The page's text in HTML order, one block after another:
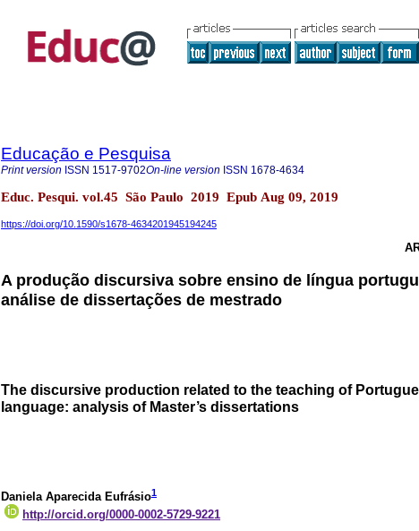
Educação e Pesquisa
Print version ISSN 1517-9702On-line version ISSN 1678-4634
Educ. Pesqui. vol.45 São Paulo 2019 Epub Aug 09, 2019
https://doi.org/10.1590/s1678-4634201945194245
A produção discursiva sobre ensino de língua
análise de dissertações de mestrado
The discursive production related to the teaching of
language: analysis of Master’s dissertations
Daniela Aparecida Eufrásio1
http://orcid.org/0000-0002-5729-9221